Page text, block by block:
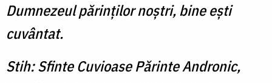
Dumnezeul părinţilor noştri, bine eşti
cuvântat.
Stih: Sfinte Cuvioase Părinte Andronic,